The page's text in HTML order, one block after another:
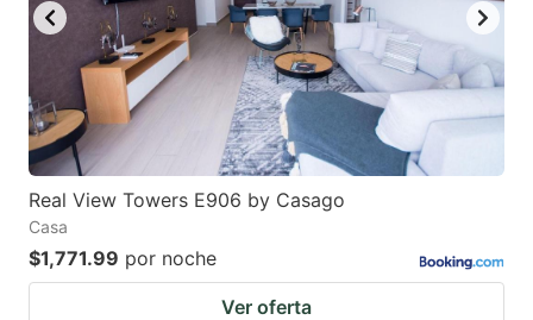
Real View Towers E906 by Casago
Casa
$1,771.99 por noche
Ver oferta